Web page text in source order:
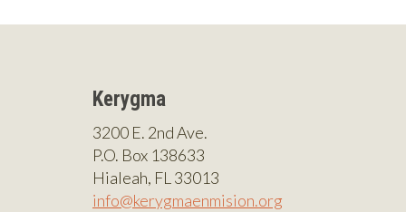
Kerygma
3200 E. 2nd Ave.
P.O. Box 138633
Hialeah, FL 33013
info@kerygmaenmision.org